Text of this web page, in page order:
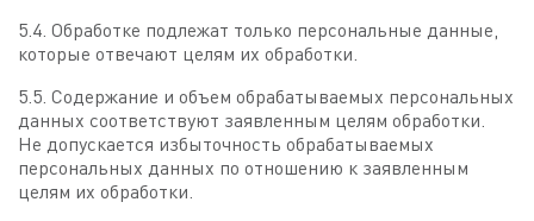
5.4. Обработке подлежат только персональные данные,
которые отвечают целям их обработки.
5.5. Содержание и объем обрабатываемых персональных
данных соответствуют заявленным целям обработки.
Не допускается избыточность обрабатываемых
персональных данных по отношению к заявленным
целям их обработки.